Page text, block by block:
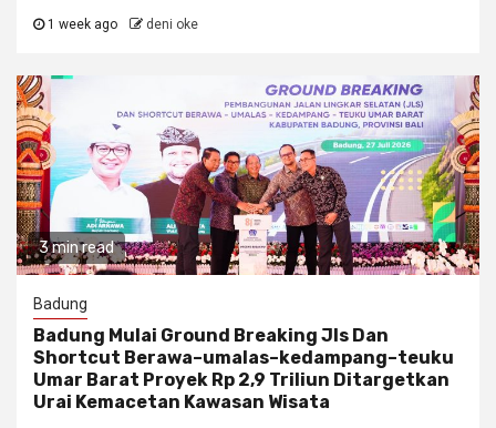
1 week ago deni oke
3 min read
Badung
Badung Mulai Ground Breaking Jls Dan
Shortcut Berawa–umalas–kedampang–teuku
Umar Barat Proyek Rp 2,9 Triliun Ditargetkan
Urai Kemacetan Kawasan Wisata